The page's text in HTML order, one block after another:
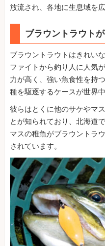
放流され、各地に生息域を広
ブラウントラウト
ブラウントラウトはきれい
ファイトから釣り人に人気
力が高く、強い魚食性を持
種を駆逐するケースが世界
彼らはとくに他のサケやマ
とが知られており、北海道
マスの稚魚がブラウントラ
されています。